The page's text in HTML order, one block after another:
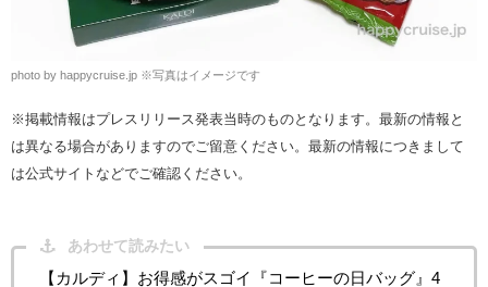
photo by happycruise.jp ※写真はイメージです
※掲載情報はプレスリリース発表当時のものとなります。最新の情報と
は異なる場合がありますのでご留意ください。最新の情報につきまして
は公式サイトなどでご確認ください。
あわせて読みたい
【カルディ】お得感がスゴイ『コーヒーの日バッグ』4